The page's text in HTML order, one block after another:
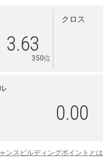
3.63
350位
クロス
0.00
ンスビルディングポイントとは